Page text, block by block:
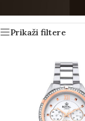
Prikaži filtere